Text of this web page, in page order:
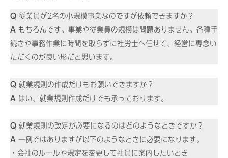
Q 従業員が2名の小規模事業なのですが依頼できますか？
A もちろんです。事業や従業員の規模は問題ありません。各種手
続きや事務作業に時間を取らずに社労士へ任せて、経営に専念い
ただくのが良い形だと思います。
Q 就業規則の作成だけもお願いできますか？
A はい、就業規則作成だけでも承っております。
Q 就業規則の改定が必要になるのはどのようなときですか？
A 一例ではありますが以下のようなときに必要になります。
・会社のルールや規定を変更して社員に案内したいとき